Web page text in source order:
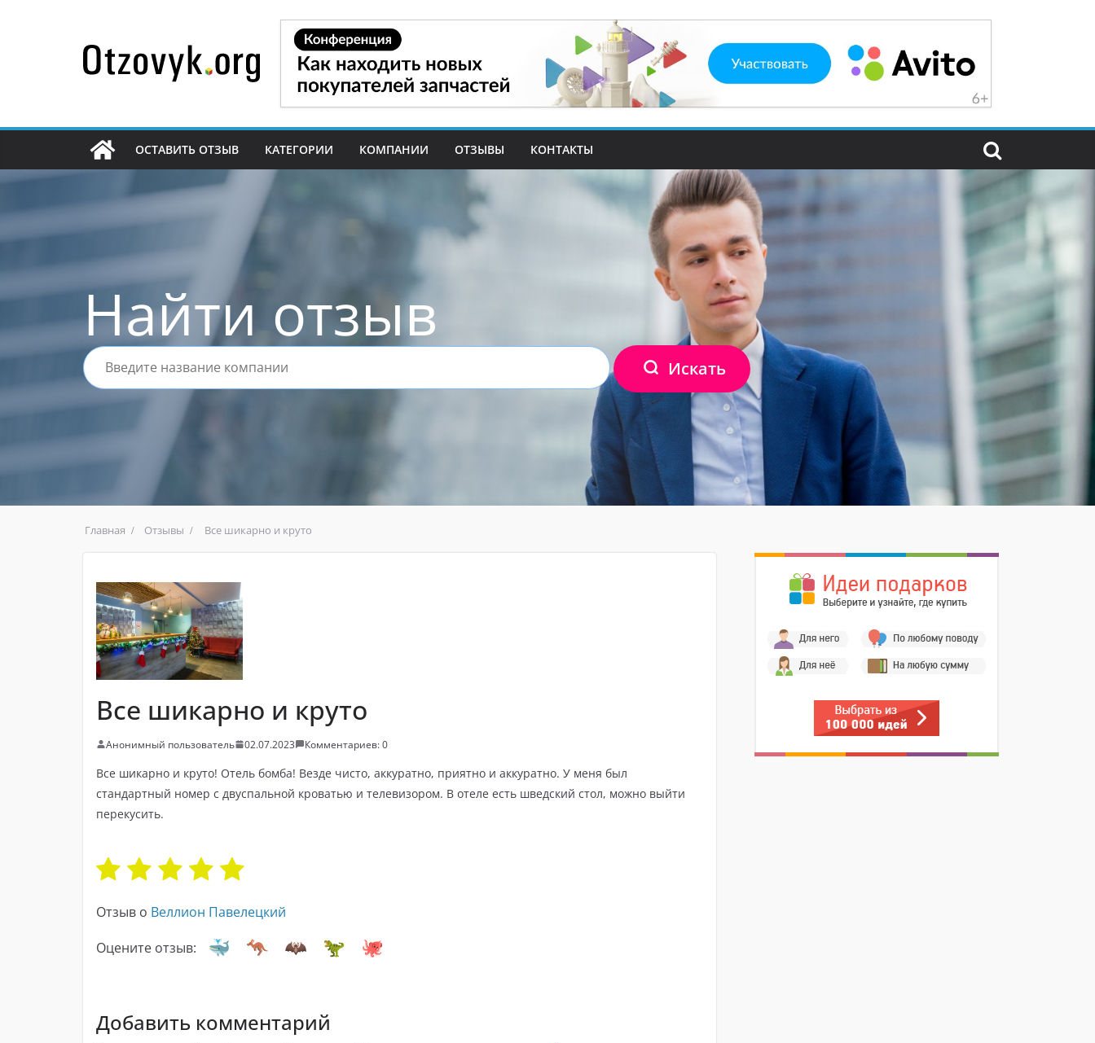
содержимому
ОСТАВИТЬ ОТЗЫВ КАТЕГОРИИ КОМПАНИИ ОТЗЫВЫ КОНТАКТЫ
Найти отзыв
Искать
Главная Отзывы Все шикарно и круто
Все шикарно и круто
Анонимный пользователь 02.07.2023 Комментариев: 0
Все шикарно и круто! Отель бомба! Везде чисто, аккуратно, приятно и аккуратно. У меня был
стандартный номер с двуспальной кроватью и телевизором. В отеле есть шведский стол, можно выйти
перекусить.
Отзыв о Веллион Павелецкий
Оцените отзыв:
Добавить комментарий